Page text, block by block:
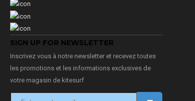
SIGN UP FOR NEWSLETTER
Inscrivez vous à notre newsletter et recevez toutes
les promotions et les informations exclusives de
votre magasin de kitesurf